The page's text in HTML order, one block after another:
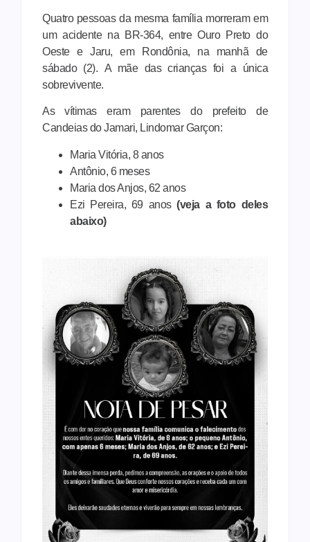
Quatro pessoas da mesma família morreram em
um acidente na BR-364, entre Ouro Preto do
Oeste e Jaru, em Rondônia, na manhã de
sábado (2). A mãe das crianças foi a única
sobrevivente.
As vítimas eram parentes do prefeito de
Candeias do Jamari, Lindomar Garçon:
Maria Vitória, 8 anos
Antônio, 6 meses
Maria dos Anjos, 62 anos
Ezi Pereira, 69 anos(veja a foto deles
abaixo)